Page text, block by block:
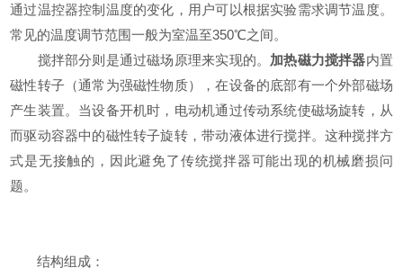
通过温控器控制温度的变化，用户可以根据实验需求调节温度。
常见的温度调节范围一般为室温至350℃之间。
搅拌部分则是通过磁场原理来实现的。 加热磁力搅拌器内置
磁性转子（通常为强磁性物质），在设备的底部有一个外部磁场
产生装置。当设备开机时，电动机通过传动系统使磁场旋转，从
而驱动容器中的磁性转子旋转，带动液体进行搅拌。这种搅拌方
式是无接触的，因此避免了传统搅拌器可能出现的机械磨损问
题。
结构组成：